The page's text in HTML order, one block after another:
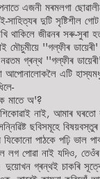
এজনী মৰমলগা
সাহিত্যৰ দুটি
থাকিলে জীৱনৰ সৰু-
মৌচুমীয়ে ''গল্ফীৰ
নৱতম গ্ৰন্থ ''গল্ফীৰ
আপোনালোকলৈ এটি
মাতে অ'?
নাই, আমাৰ ঘৰতো
ছবিসমূহে
পাঠকে পঢ়ি ভাল
লগ পোৱা নাই যদিও,
দুয়োখন গ্ৰন্থই চাকৰি